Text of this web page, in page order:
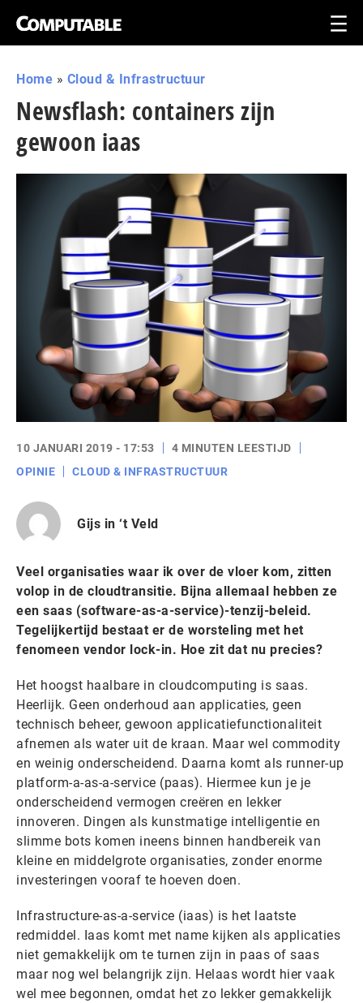
Home » Cloud & Infrastructuur
Newsflash: containers zijn
gewoon iaas
10 JANUARI 2019 - 17:53
4 MINUTEN LEESTIJD
OPINIE
CLOUD & INFRASTRUCTUUR
Gijs in ‘t Veld
Veel organisaties waar ik over de vloer kom, zitten
volop in de cloudtransitie. Bijna allemaal hebben ze
een saas (software-as-a-service)-tenzij-beleid.
Tegelijkertijd bestaat er de worsteling met het
fenomeen vendor lock-in. Hoe zit dat nu precies?
Het hoogst haalbare in cloudcomputing is saas.
Heerlijk. Geen onderhoud aan applicaties, geen
technisch beheer, gewoon applicatiefunctionaliteit
afnemen als water uit de kraan. Maar wel commodity
en weinig onderscheidend. Daarna komt als runner-up
platform-a-as-a-service (paas). Hiermee kun je je
onderscheidend vermogen creëren en lekker
innoveren. Dingen als kunstmatige intelligentie en
slimme bots komen ineens binnen handbereik van
kleine en middelgrote organisaties, zonder enorme
investeringen vooraf te hoeven doen.
Infrastructure-as-a-service (iaas) is het laatste
redmiddel. Iaas komt met name kijken als applicaties
niet gemakkelijk om te turnen zijn in paas of saas
maar nog wel belangrijk zijn. Helaas wordt hier vaak
wel mee begonnen, omdat het zo lekker gemakkelijk